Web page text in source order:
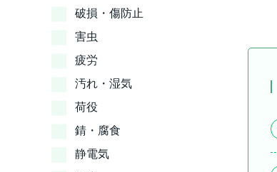
破損・傷防止
害虫
疲労
汚れ・湿気
荷役
錆・腐食
静電気